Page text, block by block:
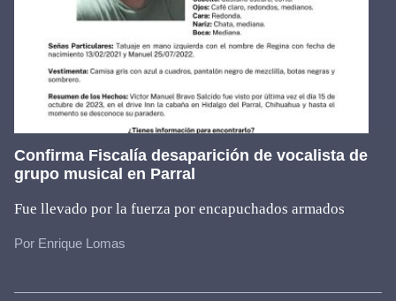
Confirma Fiscalía desaparición de vocalista de
grupo musical en Parral
Fue llevado por la fuerza por encapuchados armados
Por Enrique Lomas